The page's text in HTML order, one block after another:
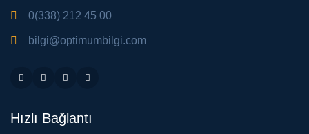
0(338) 212 45 00
bilgi@optimumbilgi.com
Hızlı Bağlantı